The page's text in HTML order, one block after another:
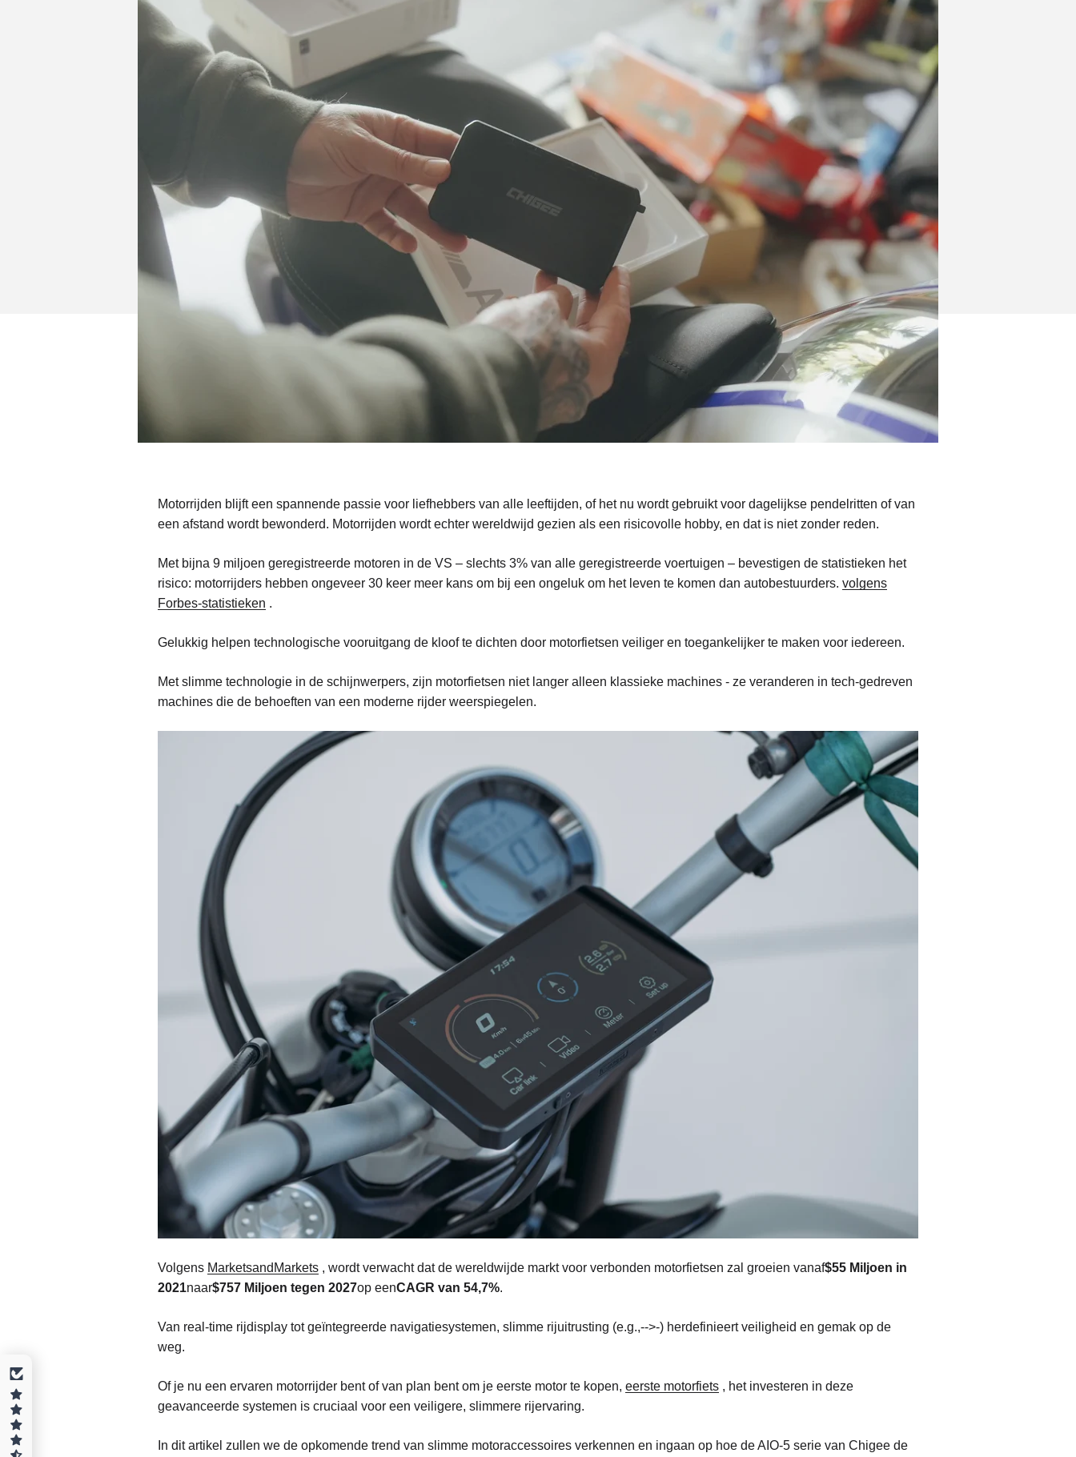
Motorrijden blijft een spannende passie voor liefhebbers van alle leeftijden, of het nu wordt gebruikt voor dagelijkse pendelritten of van
een afstand wordt bewonderd. Motorrijden wordt echter wereldwijd gezien als een risicovolle hobby, en dat is niet zonder reden.
Met bijna 9 miljoen geregistreerde motoren in de VS – slechts 3% van alle geregistreerde voertuigen – bevestigen de statistieken het
risico: motorrijders hebben ongeveer 30 keer meer kans om bij een ongeluk om het leven te komen dan autobestuurders. volgens
Forbes-statistieken .
Gelukkig helpen technologische vooruitgang de kloof te dichten door motorfietsen veiliger en toegankelijker te maken voor iedereen.
Met slimme technologie in de schijnwerpers, zijn motorfietsen niet langer alleen klassieke machines - ze veranderen in tech-gedreven
machines die de behoeften van een moderne rijder weerspiegelen.
Volgens MarketsandMarkets , wordt verwacht dat de wereldwijde markt voor verbonden motorfietsen zal groeien vanaf$55 Miljoen in
2021naar$757 Miljoen tegen 2027op eenCAGR van 54,7%.
Van real-time rijdisplay tot geïntegreerde navigatiesystemen, slimme rijuitrusting (e.g.,-->-) herdefinieert veiligheid en gemak op de
weg.
Of je nu een ervaren motorrijder bent of van plan bent om je eerste motor te kopen, eerste motorfiets , het investeren in deze
geavanceerde systemen is cruciaal voor een veiligere, slimmere rijervaring.
In dit artikel zullen we de opkomende trend van slimme motoraccessoires verkennen en ingaan op hoe de AIO-5 serie van Chigee de